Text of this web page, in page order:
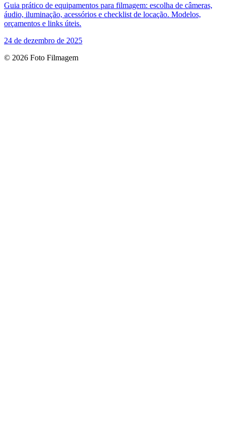
Guia prático de equipamentos para filmagem: escolha de câmeras,
áudio, iluminação, acessórios e checklist de locação. Modelos,
orçamentos e links úteis.
24 de dezembro de 2025
© 2026 Foto Filmagem